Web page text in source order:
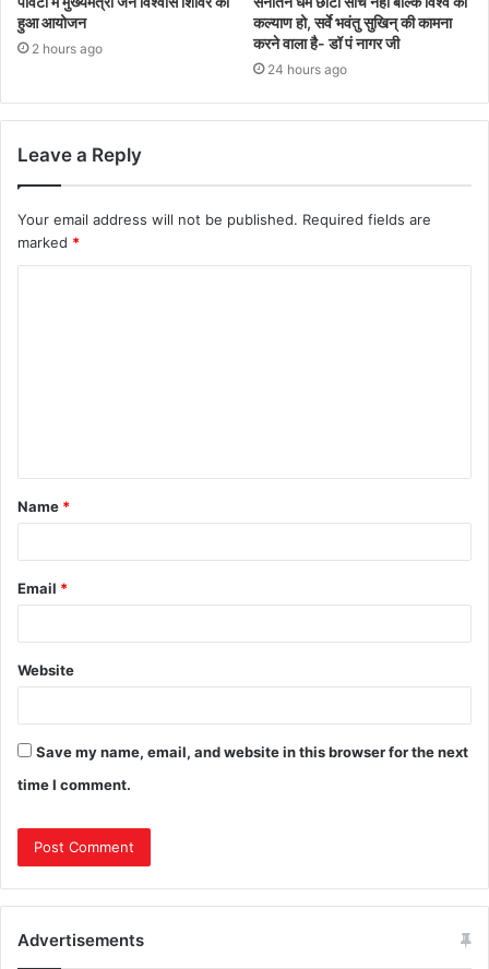
हुआ आयोजन
2 hours ago
कल्याण हो, सर्वे भवंतु सुखिन् की कामना
करने वाला है- डॉ पं नागर जी
24 hours ago
Leave a Reply
Your email address will not be published. Required fields are
marked *
Name *
Email *
Website
Save my name, email, and website in this browser for the next
time I comment.
Advertisements